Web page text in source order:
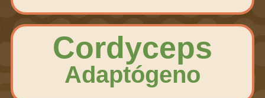
Cordyceps
Adaptógeno